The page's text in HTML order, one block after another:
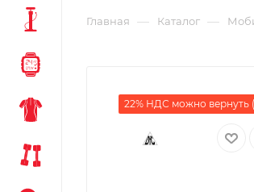
Главная — Каталог —
22% НДС можно